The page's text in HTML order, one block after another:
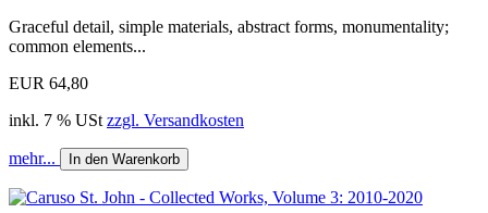
Graceful detail, simple materials, abstract forms, monumentality;
common elements...
EUR 64,80
inkl. 7 % USt zzgl. Versandkosten
mehr... In den Warenkorb